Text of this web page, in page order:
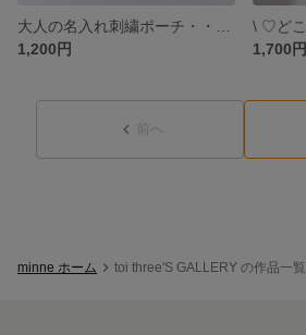
1,200円
1,700円
前へ
minne ホーム toi three'S GALLERY の作品一覧